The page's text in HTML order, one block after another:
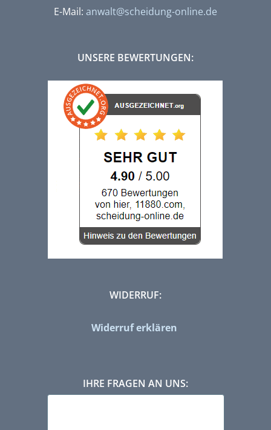
E-Mail: anwalt@scheidung-online.de
UNSERE BEWERTUNGEN:
WIDERRUF:
Widerruf erklären
IHRE FRAGEN AN UNS: